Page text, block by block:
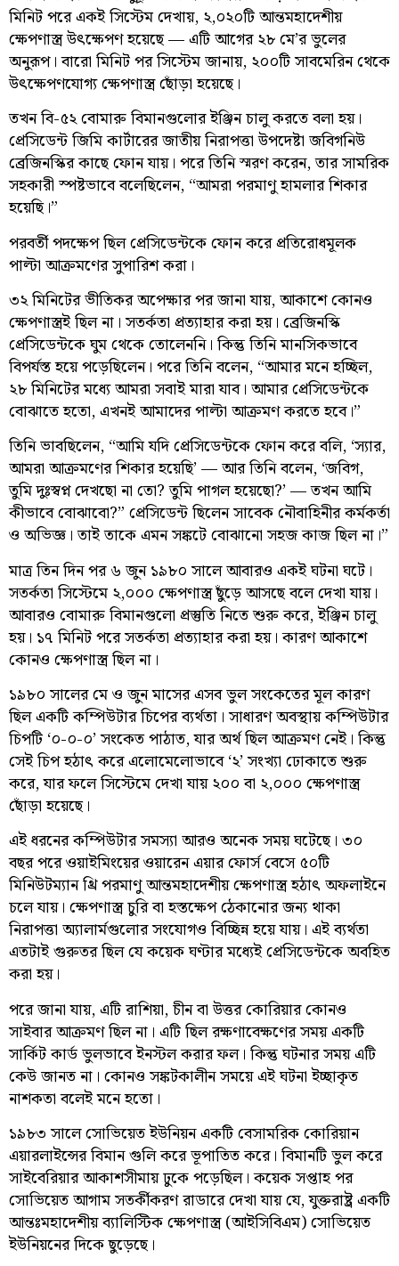
মিনিট পরে একই সিস্টেম দেখায়, ২,০২০টি আন্তমহাদেশীয়
ক্ষেপণাস্ত্র উৎক্ষেপণ হয়েছে — এটি আগের ২৮ মে’র ভুলের
অনুরূপ। বারো মিনিট পর সিস্টেম জানায়, ২০০টি সাবমেরিন থেকে
উৎক্ষেপণযোগ্য ক্ষেপণাস্ত্র ছোঁড়া হয়েছে।
তখন বি-৫২ বোমারু বিমানগুলোর ইঞ্জিন চালু করতে বলা হয়।
প্রেসিডেন্ট জিমি কার্টারের জাতীয় নিরাপত্তা উপদেষ্টা জবিগনিউ
ব্রেজিনস্কির কাছে ফোন যায়। পরে তিনি স্মরণ করেন, তার সামরিক
সহকারী স্পষ্টভাবে বলেছিলেন, “আমরা পরমাণু হামলার শিকার
হয়েছি।”
পরবর্তী পদক্ষেপ ছিল প্রেসিডেন্টকে ফোন করে প্রতিরোধমূলক
পাল্টা আক্রমণের সুপারিশ করা।
৩২ মিনিটের ভীতিকর অপেক্ষার পর জানা যায়, আকাশে কোনও
ক্ষেপণাস্ত্রই ছিল না। সতর্কতা প্রত্যাহার করা হয়। ব্রেজিনস্কি
প্রেসিডেন্টকে ঘুম থেকে তোলেননি। কিন্তু তিনি মানসিকভাবে
বিপর্যস্ত হয়ে পড়েছিলেন। পরে তিনি বলেন, “আমার মনে হচ্ছিল,
২৮ মিনিটের মধ্যে আমরা সবাই মারা যাব। আমার প্রেসিডেন্টকে
বোঝাতে হতো, এখনই আমাদের পাল্টা আক্রমণ করতে হবে।”
তিনি ভাবছিলেন, “আমি যদি প্রেসিডেন্টকে ফোন করে বলি, ‘স্যার,
আমরা আক্রমণের শিকার হয়েছি’ — আর তিনি বলেন, ‘জবিগ,
তুমি দুঃস্বপ্ন দেখছো না তো? তুমি পাগল হয়েছো?’ — তখন আমি
কীভাবে বোঝাবো?” প্রেসিডেন্ট ছিলেন সাবেক নৌবাহিনীর কর্মকর্তা
ও অভিজ্ঞ। তাই তাকে এমন সঙ্কটে বোঝানো সহজ কাজ ছিল না।”
মাত্র তিন দিন পর ৬ জুন ১৯৮০ সালে আবারও একই ঘটনা ঘটে।
সতর্কতা সিস্টেমে ২,০০০ ক্ষেপণাস্ত্র ছুঁড়ে আসছে বলে দেখা যায়।
আবারও বোমারু বিমানগুলো প্রস্তুতি নিতে শুরু করে, ইঞ্জিন চালু
হয়। ১৭ মিনিট পরে সতর্কতা প্রত্যাহার করা হয়। কারণ আকাশে
কোনও ক্ষেপণাস্ত্র ছিল না।
১৯৮০ সালের মে ও জুন মাসের এসব ভুল সংকেতের মূল কারণ
ছিল একটি কম্পিউটার চিপের ব্যর্থতা। সাধারণ অবস্থায় কম্পিউটার
চিপটি ‘০-০-০’ সংকেত পাঠাত, যার অর্থ ছিল আক্রমণ নেই। কিন্তু
সেই চিপ হঠাৎ করে এলোমেলোভাবে ‘২’ সংখ্যা ঢোকাতে শুরু
করে, যার ফলে সিস্টেমে দেখা যায় ২০০ বা ২,০০০ ক্ষেপণাস্ত্র
ছোঁড়া হয়েছে।
এই ধরনের কম্পিউটার সমস্যা আরও অনেক সময় ঘটেছে। ৩০
বছর পরে ওয়াইমিংয়ের ওয়ারেন এয়ার ফোর্স বেসে ৫০টি
মিনিউটম্যান থ্রি পরমাণু আন্তমহাদেশীয় ক্ষেপণাস্ত্র হঠাৎ অফলাইনে
চলে যায়। ক্ষেপণাস্ত্র চুরি বা হস্তক্ষেপ ঠেকানোর জন্য থাকা
নিরাপত্তা অ্যালার্মগুলোর সংযোগও বিচ্ছিন্ন হয়ে যায়। এই ব্যর্থতা
এতটাই গুরুতর ছিল যে কয়েক ঘণ্টার মধ্যেই প্রেসিডেন্টকে অবহিত
করা হয়।
পরে জানা যায়, এটি রাশিয়া, চীন বা উত্তর কোরিয়ার কোনও
সাইবার আক্রমণ ছিল না। এটি ছিল রক্ষণাবেক্ষণের সময় একটি
সার্কিট কার্ড ভুলভাবে ইনস্টল করার ফল। কিন্তু ঘটনার সময় এটি
কেউ জানত না। কোনও সঙ্কটকালীন সময়ে এই ঘটনা ইচ্ছাকৃত
নাশকতা বলেই মনে হতো।
১৯৮৩ সালে সোভিয়েত ইউনিয়ন একটি বেসামরিক কোরিয়ান
এয়ারলাইন্সের বিমান গুলি করে ভূপাতিত করে। বিমানটি ভুল করে
সাইবেরিয়ার আকাশসীমায় ঢুকে পড়েছিল। কয়েক সপ্তাহ পর
সোভিয়েত আগাম সতর্কীকরণ রাডারে দেখা যায় যে, যুক্তরাষ্ট্র একটি
আন্তঃমহাদেশীয় ব্যালিস্টিক ক্ষেপণাস্ত্র (আইসিবিএম) সোভিয়েত
ইউনিয়নের দিকে ছুড়েছে।